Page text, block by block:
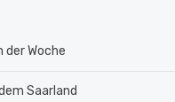
der Woche
Saarland